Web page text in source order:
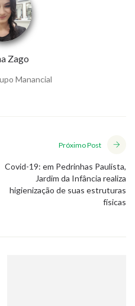
Zago
Manancial
Próximo Post
Covid-19: em Pedrinhas Paulista,
Jardim da Infância realiza
higienização de suas estruturas
físicas